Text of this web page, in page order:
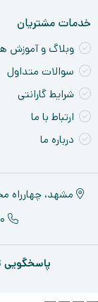
خدمات مشتریان
وبلاگ و آموزش
سوالات متداول
شرایط گارانتی
ارتباط با ما
درباره ما
مشهد، چهارراه
پاسخگویی